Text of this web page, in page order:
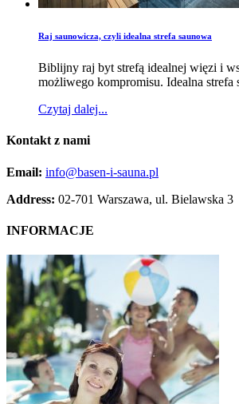
Raj saunowicza, czyli idealna strefa saunowa
Biblijny raj byt strefą idealnej więzi i
możliwego kompromi­su. Idealna strefa
Czytaj dalej...
Kontakt z nami
Email: info@basen-i-sauna.pl
Address: 02-701 Warszawa, ul. Bielawska 3
INFORMACJE